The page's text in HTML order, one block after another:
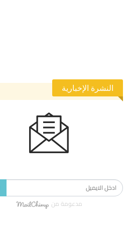
النشرة الإخبارية
مدعومة من